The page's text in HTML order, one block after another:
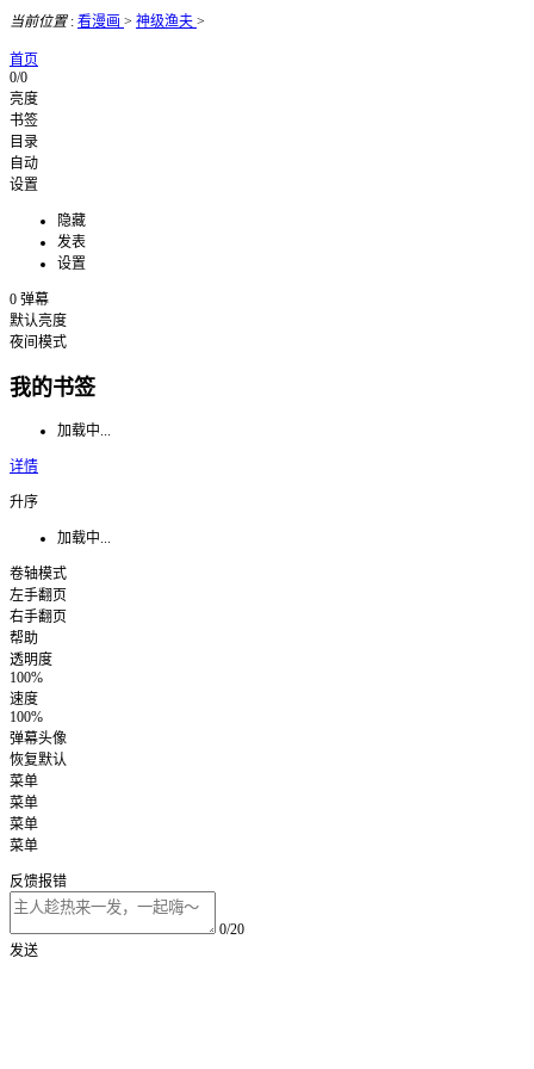
当前位置: 看漫画 > 神级渔夫 >
首页
0/0
亮度
书签
目录
自动
设置
隐藏
发表
设置
0 弹幕
默认亮度
夜间模式
我的书签
加载中...
详情
升序
加载中...
卷轴模式
左手翻页
右手翻页
帮助
透明度
100%
速度
100%
弹幕头像
恢复默认
菜单
菜单
菜单
菜单
反馈报错
0/20
发送